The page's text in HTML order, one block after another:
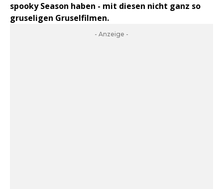
spooky Season haben - mit diesen nicht ganz so
gruseligen Gruselfilmen.
- Anzeige -